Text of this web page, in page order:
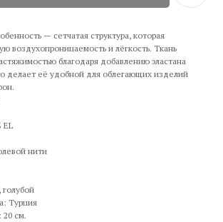
— сетчатая структура, которая
воздухопроницаемость и лёгкость. Ткань
благодаря добавлению эластана
делает её удобной для облегающих изделий
EL
нити
Турция
см.